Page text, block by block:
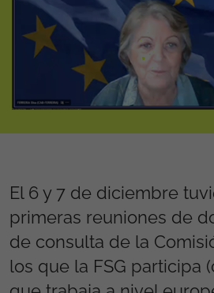
El 6 y 7 de diciembre
primeras reuniones de
de consulta de la
los que la FSG participa